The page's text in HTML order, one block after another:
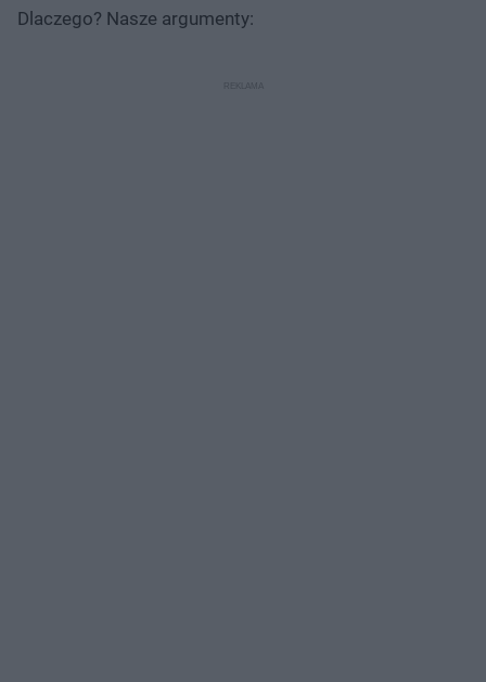
Dlaczego? Nasze argumenty: